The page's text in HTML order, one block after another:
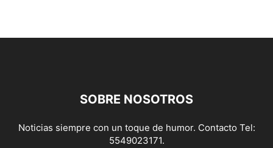
SOBRE NOSOTROS
Noticias siempre con un toque de humor. Contacto Tel:
5549023171.